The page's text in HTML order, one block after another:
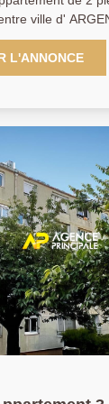
ville d'
seulement 2
découvrez ce
pièces
à faibles charges,
rare sur le
ou un
à
et toutes
nous
L'ANNONCE